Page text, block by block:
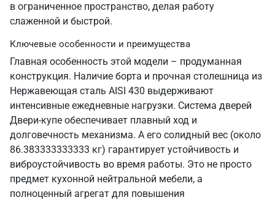
в ограниченное пространство, делая работу
слаженной и быстрой.
Ключевые особенности и преимущества
Главная особенность этой модели – продуманная
конструкция. Наличие борта и прочная столешница из
Нержавеющая сталь AISI 430 выдерживают
интенсивные ежедневные нагрузки. Система дверей
Двери-купе обеспечивает плавный ход и
долговечность механизма. А его солидный вес (около
86.383333333333 кг) гарантирует устойчивость и
виброустойчивость во время работы. Это не просто
предмет кухонной нейтральной мебели, а
полноценный агрегат для повышения